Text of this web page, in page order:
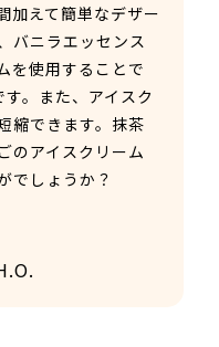
加えて簡単なデザー
バニラエッセンス
を使用することで
。また、アイスク
縮できます。抹茶
のアイスクリーム
でしょうか？